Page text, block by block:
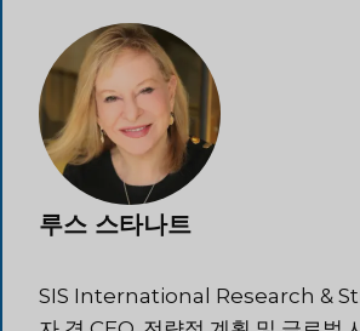
루스 스타나트
SIS International Research &